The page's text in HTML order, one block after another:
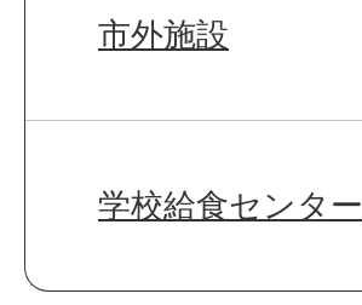
市外施設
学校給食センター